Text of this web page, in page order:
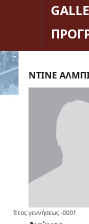
ΝΤΙΝΕ
Έτος γεννήσεως-0001